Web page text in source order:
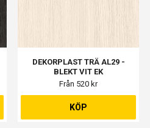
DEKORPLAST TRÄ AL29 -
BLEKT VIT EK
Från 520 kr
KÖP